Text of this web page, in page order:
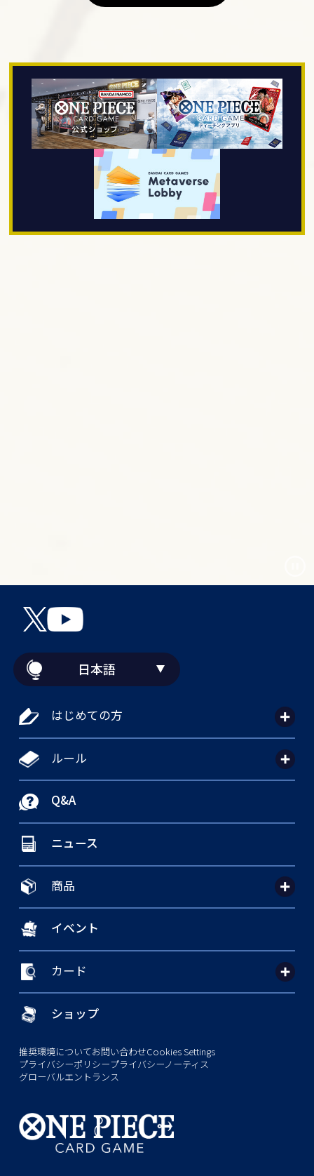
日本語
はじめての方
ルール
Q&A
ニュース
商品
イベント
カード
ショップ
推奨環境についてお問い合わせCookies Settings
プライバシーポリシープライバシーノーティス
グローバルエントランス